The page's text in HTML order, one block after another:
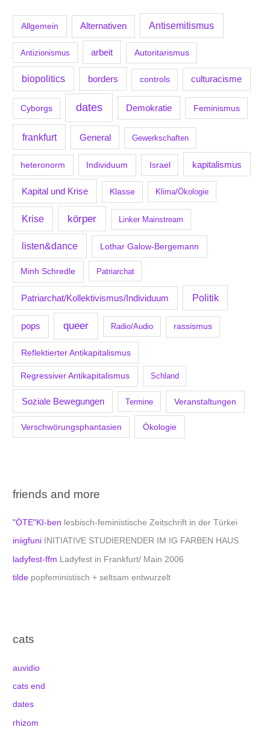
Allgemein Alternativen Antisemitismus
Antizionismus arbeit Autoritarismus
biopolitics borders controls culturacisme
Cyborgs dates Demokratie Feminismus
frankfurt General Gewerkschaften
heteronorm Individuum Israel kapitalismus
Kapital und Krise Klasse Klima/Ökologie
Krise körper Linker Mainstream
listen&dance Lothar Galow-Bergemann
Minh Schredle Patriarchat
Patriarchat/Kollektivismus/Individuum Politik
pops queer Radio/Audio rassismus
Reflektierter Antikapitalismus
Regressiver Antikapitalismus Schland
Soziale Bewegungen Termine Veranstaltungen
Verschwörungsphantasien Ökologie
friends and more
"ÖTE"KI-ben lesbisch-feministische Zeitschrift in der Türkei
iniigfuni INITIATIVE STUDIERENDER IM IG FARBEN HAUS
ladyfest-ffm Ladyfest in Frankfurt/ Main 2006
tilde popfeministisch + seltsam entwurzelt
cats
auvidio
cats end
dates
rhizom